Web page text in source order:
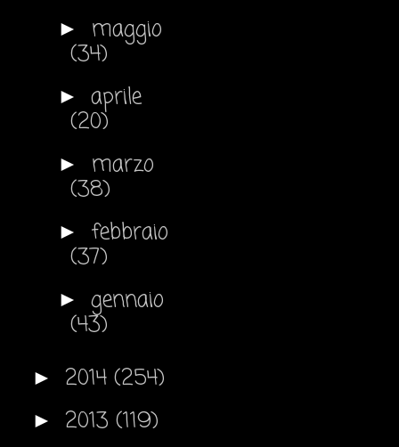
► maggio
(34)
► aprile
(20)
► marzo
(38)
► febbraio
(37)
► gennaio
(43)
► 2014 (254)
► 2013 (119)